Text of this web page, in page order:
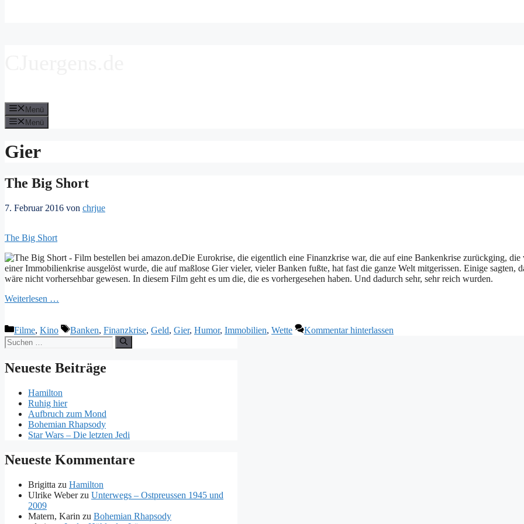
Menü
Menü
Gier
The Big Short
7. Februar 2016 von chrjue
The Big Short
Die Eurokrise, die eigentlich eine Finanzkrise war, die auf eine Bankenkrise zurückging, die
einer Immobilienkrise ausgelöst wurde, die auf maßlose Gier vieler, vieler Banken fußte, hat fast die ganze Welt mitgerissen. Einige sagten,
wäre nicht vorhersehbar gewesen. In diesem Film geht es um die, die es vorhergesehen haben. Und dadurch sehr, sehr reich wurden.
Weiterlesen …
Kategorien
Filme, Kino Schlagwörter
Banken, Finanzkrise, Geld, Gier, Humor, Immobilien, Wette
Kommentar hinterlassen
Suchen
nach:
Neueste Beiträge
Hamilton
Ruhig hier
Aufbruch zum Mond
Bohemian Rhapsody
Star Wars – Die letzten Jedi
Neueste Kommentare
Brigitta zu Hamilton
Ulrike Weberzu Unterwegs – Ostpreussen 1945 und
2009
Matern, Karin zu Bohemian Rhapsody